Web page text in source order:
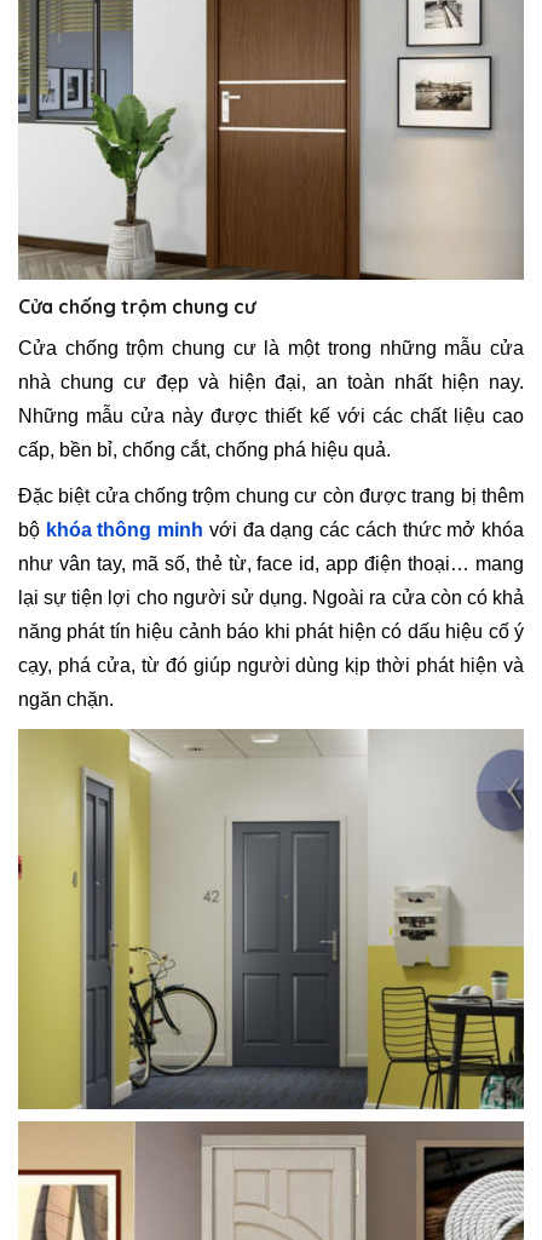
Cửa chống trộm chung cư
Cửa chống trộm chung cư là một trong những mẫu cửa
nhà chung cư đẹp và hiện đại, an toàn nhất hiện nay.
Những mẫu cửa này được thiết kế với các chất liệu cao
cấp, bền bỉ, chống cắt, chống phá hiệu quả.
Đặc biệt cửa chống trộm chung cư còn được trang bị thêm
bộ khóa thông minh với đa dạng các cách thức mở khóa
như vân tay, mã số, thẻ từ, face id, app điện thoại… mang
lại sự tiện lợi cho người sử dụng. Ngoài ra cửa còn có khả
năng phát tín hiệu cảnh báo khi phát hiện có dấu hiệu cố ý
cạy, phá cửa, từ đó giúp người dùng kịp thời phát hiện và
ngăn chặn.